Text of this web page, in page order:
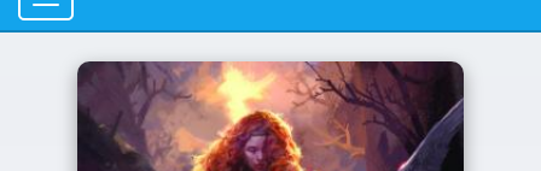
Toggle
navigation